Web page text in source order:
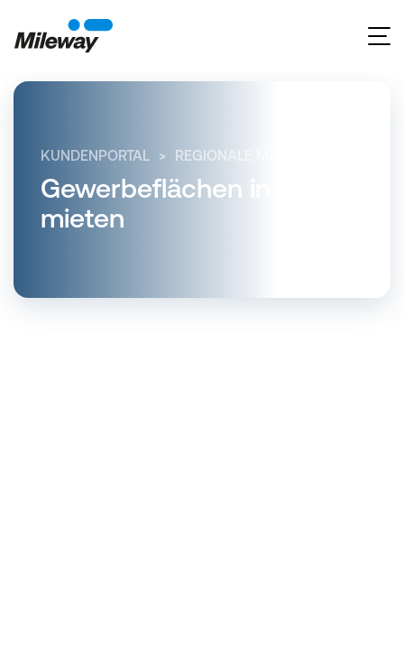
KUNDENPORTAL REGIONALE MÄRKTE
Gewerbeflächen in Kassel
mieten